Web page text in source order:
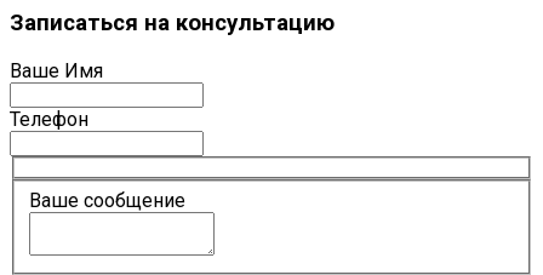
Записаться на консультацию
Ваше Имя
Телефон
Ваше сообщение